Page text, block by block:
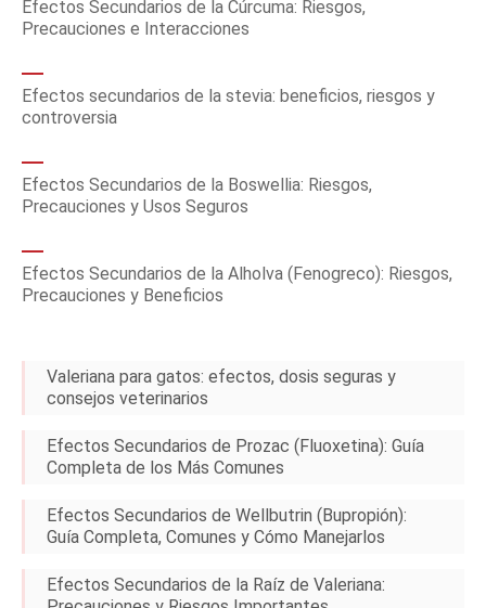
Efectos Secundarios de la Cúrcuma: Riesgos,
Precauciones e Interacciones
Efectos secundarios de la stevia: beneficios, riesgos y
controversia
Efectos Secundarios de la Boswellia: Riesgos,
Precauciones y Usos Seguros
Efectos Secundarios de la Alholva (Fenogreco): Riesgos,
Precauciones y Beneficios
Valeriana para gatos: efectos, dosis seguras y
consejos veterinarios
Efectos Secundarios de Prozac (Fluoxetina): Guía
Completa de los Más Comunes
Efectos Secundarios de Wellbutrin (Bupropión):
Guía Completa, Comunes y Cómo Manejarlos
Efectos Secundarios de la Raíz de Valeriana: